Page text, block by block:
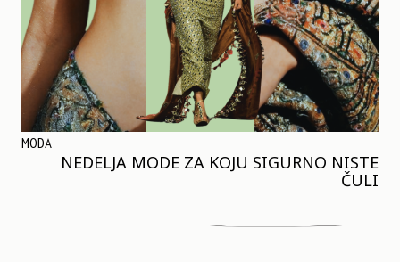
MODA
NEDELJA MODE ZA KOJU SIGURNO NISTE
ČULI